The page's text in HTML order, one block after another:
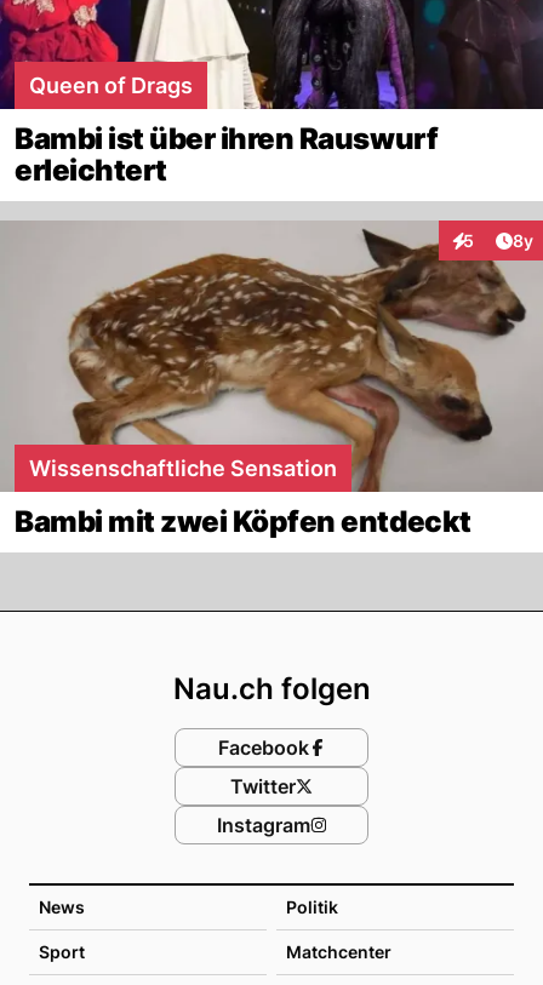
Queen of Drags
Bambi ist über ihren Rauswurf
erleichtert
5 8y
Wissenschaftliche Sensation
Bambi mit zwei Köpfen entdeckt
News Politik
Sport Matchcenter
Nau.ch folgen
Facebook
Twitter
Instagram